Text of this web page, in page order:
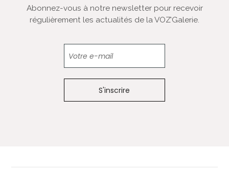
Abonnez-vous à notre newsletter pour recevoir
régulièrement les actualités de la VOZ’Galerie.